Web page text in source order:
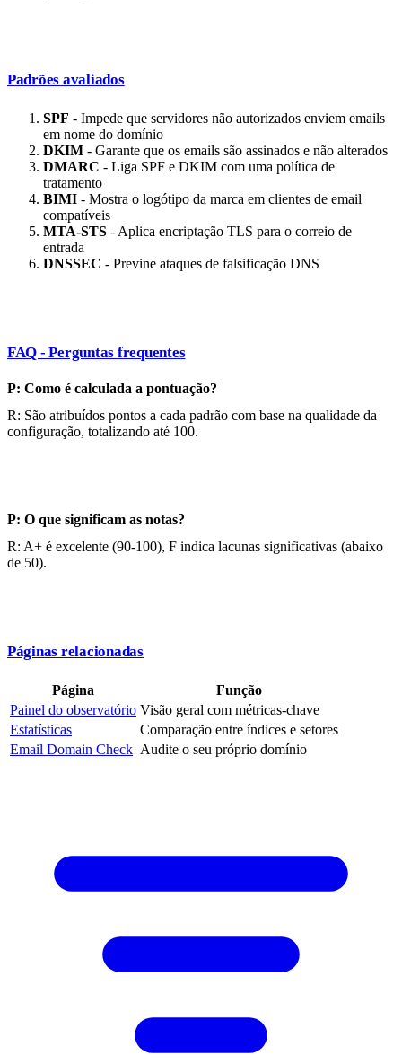
Padrões avaliados
SPF - Impede que servidores não autorizados enviem emails
em nome do domínio
DKIM - Garante que os emails são assinados e não alterados
DMARC - Liga SPF e DKIM com uma política de
tratamento
BIMI - Mostra o logótipo da marca em clientes de email
compatíveis
MTA-STS - Aplica encriptação TLS para o correio de
entrada
DNSSEC - Previne ataques de falsificação DNS
FAQ - Perguntas frequentes
P: Como é calculada a pontuação?
R: São atribuídos pontos a cada padrão com base na qualidade da
configuração, totalizando até 100.
P: O que significam as notas?
R: A+ é excelente (90-100), F indica lacunas significativas (abaixo
de 50).
Páginas relacionadas
Página
Função
Painel do observatório Visão geral com métricas-chave
Estatísticas
Comparação entre índices e setores
Email Domain Check Audite o seu próprio domínio